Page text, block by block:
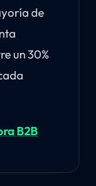
de
un 30%
B2B